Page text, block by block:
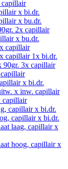
capillair
x bi.dr.
x bu.dr.
2x capillair
x bu.dr.
capillair
capillair 1x bi.dr.
90gr. 3x capillair
x bi.dr.
x inw. capillair
capillair
capillair x bi.dr.
capillair x bi.dr.
laag, capillair x
hoog, capillair x